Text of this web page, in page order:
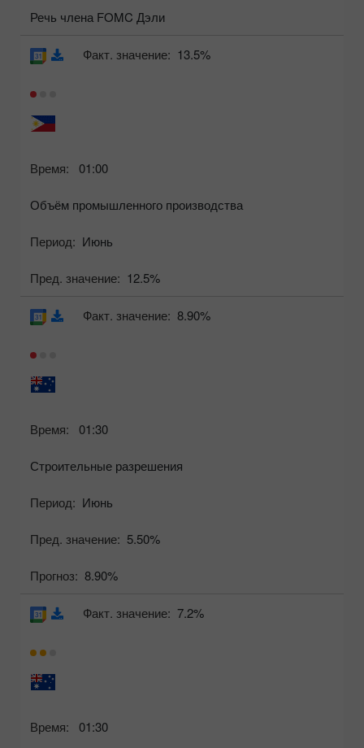
Речь члена FOMC Дэли
Время: 01:00
Объём промышленного производства
Период: Июнь
Пред. значение: 12.5%
Факт. значение: 13.5%
Время: 01:30
Строительные разрешения
Период: Июнь
Пред. значение: 5.50%
Прогноз: 8.90%
Факт. значение: 8.90%
Время: 01:30
Факт. значение: 7.2%